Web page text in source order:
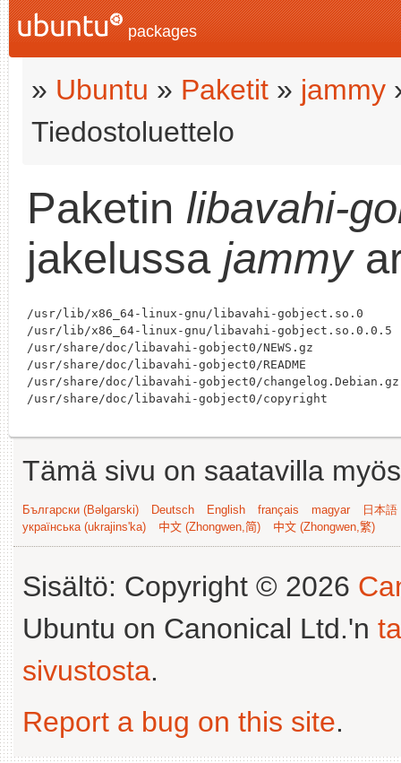
packages
» Ubuntu » Paketit » jammy
Tiedostoluettelo
Paketin libavahi-
jakelussa jammy
/usr/lib/x86_64-linux-gnu/libavahi-gobject.so.0
/usr/lib/x86_64-linux-gnu/libavahi-gobject.so.0.0.5
/usr/share/doc/libavahi-gobject0/NEWS.gz
/usr/share/doc/libavahi-gobject0/README
/usr/share/doc/libavahi-gobject0/changelog.Debian.gz
Tämä sivu on saatavilla
Български (Bəlgarski) Deutsch English français magyar
日本
українська (ukrajins'ka)
中文 (Zhongwen,简) 中文 (Zhongwen,繁)
Sisältö: Copyright © 2026
Ubuntu on Canonical Ltd.'n
sivustosta.
Report a bug on this site.